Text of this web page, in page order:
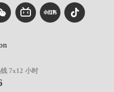
7x12 小时